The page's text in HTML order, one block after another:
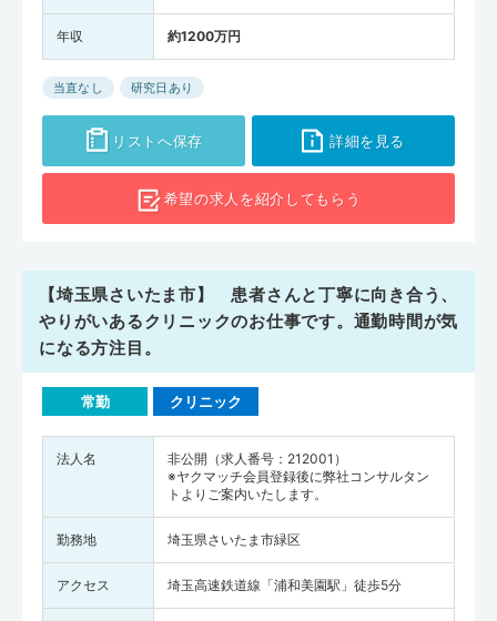
年収 約1200万円
当直なし 研究日あり
リストへ保存 詳細を見る
希望の求人を紹介してもらう
【埼玉県さいたま市】 患者さんと丁寧に向き合う、
やりがいあるクリニックのお仕事です。通勤時間が気
になる方注目。
常勤 クリニック
法人名
非公開（求人番号：212001）
※ヤクマッチ会員登録後に弊社コンサルタン
トよりご案内いたします。
勤務地 埼玉県さいたま市緑区
アクセス 埼玉高速鉄道線「浦和美園駅」徒歩5分